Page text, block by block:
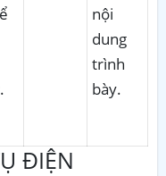
nội
dung
trình
bày.
ĐIỆN